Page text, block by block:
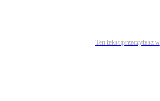
Ten tekst przeczytasz w